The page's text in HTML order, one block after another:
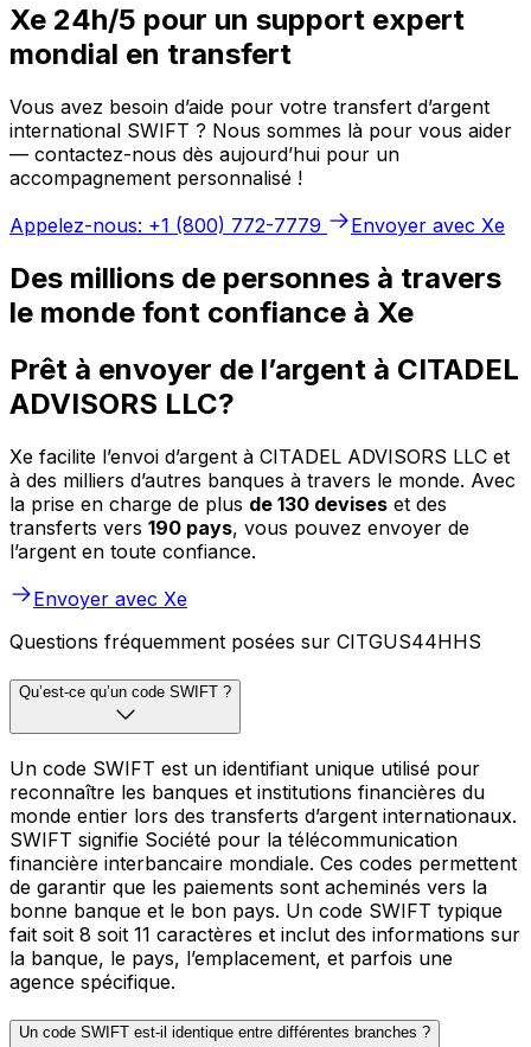
Xe 24h/5 pour un support expert
mondial en transfert
Vous avez besoin d’aide pour votre transfert d’argent
international SWIFT ? Nous sommes là pour vous aider
— contactez-nous dès aujourd’hui pour un
accompagnement personnalisé !
Appelez-nous: +1 (800) 772-7779
Envoyer avec Xe
Des millions de personnes à travers
le monde font confiance à Xe
Prêt à envoyer de l’argent à CITADEL
ADVISORS LLC?
Xe facilite l’envoi d’argent à CITADEL ADVISORS LLC et
à des milliers d’autres banques à travers le monde. Avec
la prise en charge de plus de 130 devises et des
transferts vers 190 pays, vous pouvez envoyer de
l’argent en toute confiance.
Envoyer avec Xe
Questions fréquemment posées sur CITGUS44HHS
Qu’est-ce qu’un code SWIFT ?
Un code SWIFT est un identifiant unique utilisé pour
reconnaître les banques et institutions financières du
monde entier lors des transferts d’argent internationaux.
SWIFT signifie Société pour la télécommunication
financière interbancaire mondiale. Ces codes permettent
de garantir que les paiements sont acheminés vers la
bonne banque et le bon pays. Un code SWIFT typique
fait soit 8 soit 11 caractères et inclut des informations sur
la banque, le pays, l’emplacement, et parfois une
agence spécifique.
Un code SWIFT est-il identique entre différentes branches ?